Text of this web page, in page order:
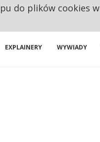
EXPLAINERY WYWIADY
do plików cookies w